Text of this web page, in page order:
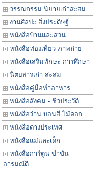
วรรณกรรม นิยายเก่าสะสม
งานศิลปะ สิ่งประดิษฐ์
หนังสือบ้านและสวน
หนังสือท่องเที่ยว ภาพถ่าย
หนังสือเสริมทักษะ การศึกษา
นิตยสารเก่า สะสม
หนังสือคู่มือทำอาหาร
หนังสือสังคม - ชีวประวัติ
หนังสือว่าน บอนสี ไม้ดอก
หนังสือต่างประเทศ
หนังสือแม่และเด็ก
หนังสือการ์ตูน ขำขัน
อารมณ์ดี